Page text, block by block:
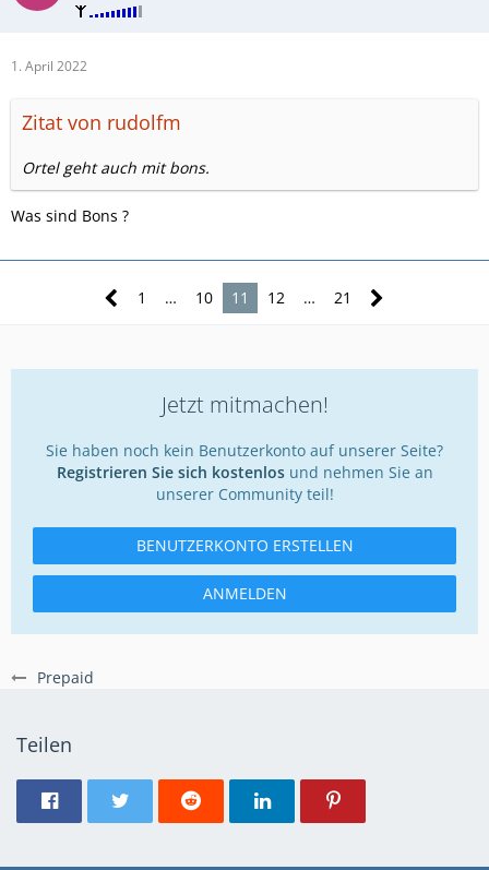
Prepaid
1. April 2022
Zitat von rudolfm
Ortel geht auch mit bons.
Was sind Bons ?
1 … 10 11 12 … 21
Jetzt mitmachen!
Sie haben noch kein Benutzerkonto auf unserer Seite?
Registrieren Sie sich kostenlosund nehmen Sie an
unserer Community teil!
BENUTZERKONTO ERSTELLEN
ANMELDEN
Teilen